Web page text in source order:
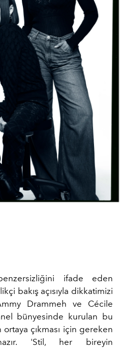
ifade eden
bakış açısıyla dikkatimizi
Drammeh ve Cécile
bünyesinde kurulan bu
ortaya çıkması için gereken
'Stil, her bireyin